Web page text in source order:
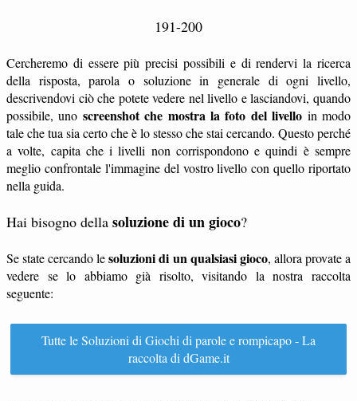
191-200
Cercheremo di essere più precisi possibili e di rendervi la ricerca
della risposta, parola o soluzione in generale di ogni livello,
descrivendovi ciò che potete vedere nel livello e lasciandovi, quando
possibile, uno screenshot che mostra la foto del livello in modo
tale che tua sia certo che è lo stesso che stai cercando. Questo perché
a volte, capita che i livelli non corrispondono e quindi è sempre
meglio confrontale l'immagine del vostro livello con quello riportato
nella guida.
Hai bisogno della soluzione di un gioco?
Se state cercando lesoluzioni di un qualsiasi gioco, allora provate a
vedere se lo abbiamo già risolto, visitando la nostra raccolta
seguente:
Tutte le Soluzioni di Giochi di parole e rompicapo - La
raccolta di dGame.it